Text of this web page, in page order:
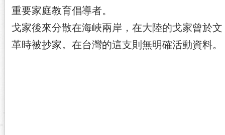
重要家庭教育倡導者。
戈家後來分散在海峽兩岸，在大陸的戈家曾於文
革時被抄家。在台灣的這支則無明確活動資料。